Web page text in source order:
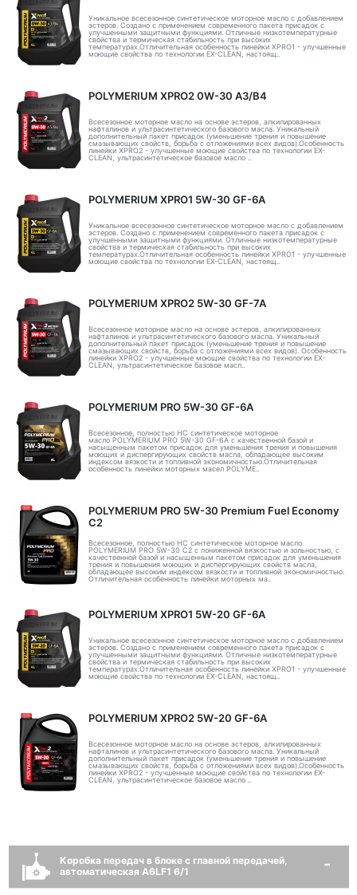
Уникальное всесезонное синтетическое моторное масло с добавлением
эстеров. Создано с применением современного пакета присадок с
улучшенными защитными функциями. Отличные низкотемпературные
свойства и термическая стабильность при высоких
температурах.Отличительная особенность линейки XPRO1 - улучшенные
моющие свойства по технологии EX-CLEAN, настоящ..
POLYMERIUM XPRO2 0W-30 A3/B4
Всесезонное моторное масло на основе эстеров, алкилированных
нафталинов и ультрасинтетического базового масла. Уникальный
дополнительный пакет присадок (уменьшение трения и повышение
смазывающих свойств, борьба с отложениями всех видов).Особенность
линейки XPRO2 - улучшенные моющие свойства по технологии EX-
CLEAN, ультрасинтетическое базовое масло ..
POLYMERIUM XPRO1 5W-30 GF-6A
Уникальное всесезонное синтетическое моторное масло с добавлением
эстеров. Создано с применением современного пакета присадок с
улучшенными защитными функциями. Отличные низкотемпературные
свойства и термическая стабильность при высоких
температурах.Отличительная особенность линейки XPRO1 - улучшенные
моющие свойства по технологии EX-CLEAN, настоящ..
POLYMERIUM XPRO2 5W-30 GF-7A
Всесезонное моторное масло на основе эстеров, алкилированных
нафталинов и ультрасинтетического базового масла. Уникальный
дополнительный пакет присадок (уменьшение трения и повышение
смазывающих свойств, борьба с отложениями всех видов). Особенность
линейки XPRO2 - улучшенные моющие свойства по технологии EX-
CLEAN, ультрасинтетическое базовое масл..
POLYMERIUM PRO 5W-30 GF-6A
Всесезонное, полностью HC синтетическое моторное
масло POLYMERIUM PRO 5W-30 GF-6A с качественной базой и
насыщенным пакетом присадок для уменьшения трения и повышения
моющих и диспергирующих свойств масла, обладающее высоким
индексом вязкости и топливной экономичностью.Отличительная
особенность линейки моторных масел POLYME..
POLYMERIUM PRO 5W-30 Premium Fuel Economy
С2
Всесезонное, полностью HC синтетическое моторное масло
POLYMERIUM PRO 5W-30 C2 с пониженной вязкостью и зольностью, с
качественной базой и насыщенным пакетом присадок для уменьшения
трения и повышения моющих и диспергирующих свойств масла,
обладающее высоким индексом вязкости и топливной экономичностью.
Отличительная особенность линейки моторных ма..
POLYMERIUM XPRO1 5W-20 GF-6A
Уникальное всесезонное синтетическое моторное масло с добавлением
эстеров. Создано с применением современного пакета присадок с
улучшенными защитными функциями. Отличные низкотемпературные
свойства и термическая стабильность при высоких
температурах.Отличительная особенность линейки XPRO1 - улучшенные
моющие свойства по технологии EX-CLEAN, настоящ..
POLYMERIUM XPRO2 5W-20 GF-6A
Всесезонное моторное масло на основе эстеров, алкилированных
нафталинов и ультрасинтетического базового масла. Уникальный
дополнительный пакет присадок (уменьшение трения и повышение
смазывающих свойств, борьба с отложениями всех видов).Особенность
линейки XPRO2 - улучшенные моющие свойства по технологии EX-
CLEAN, ультрасинтетическое базовое масло ..
Коробка передач в блоке с главной передачей,
автоматическая A6LF1 6/1